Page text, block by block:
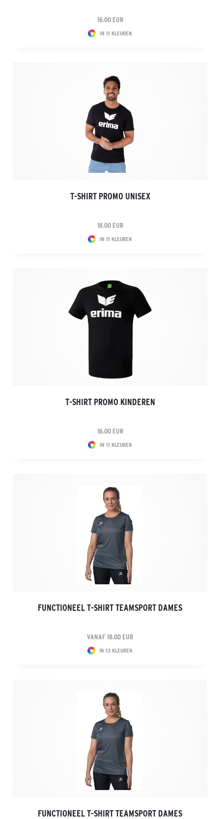
16.00 EUR
IN 11 KLEUREN
T-SHIRT PROMO UNISEX
18.00 EUR
IN 11 KLEUREN
T-SHIRT PROMO KINDEREN
16.00 EUR
IN 11 KLEUREN
FUNCTIONEEL T-SHIRT TEAMSPORT DAMES
VANAF 18.00 EUR
IN 13 KLEUREN
FUNCTIONEEL T-SHIRT TEAMSPORT DAMES